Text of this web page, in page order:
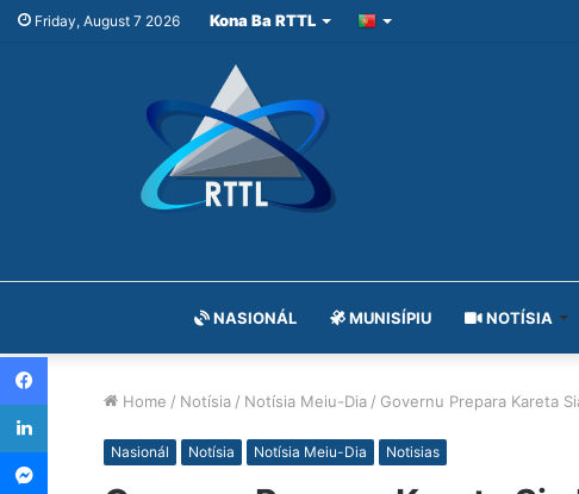
Friday, August 7 2026 Kona Ba RTTL
NASIONÁL MUNISÍPIU NOTÍSIA
Home / Notísia / Notísia Meiu-Dia / Governu Prepara Kareta
Nasionál Notísia Notísia Meiu-Dia Notisias
Facebook
LinkedIn
Messenger